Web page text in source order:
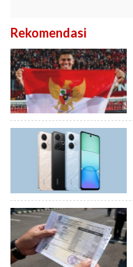
Rekomendasi